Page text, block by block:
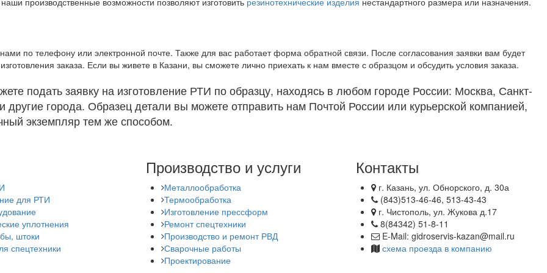
по телефону или электронной почте. Также для вас работает форма обратной связи. После согласования заявки вам будет
заказа. Если вы живете в Казани, вы сможете лично приехать к нам вместе с образцом и обсудить условия заказа.
подать заявку на изготовление РТИ по образцу, находясь в любом городе России: Москва, Санкт-
города. Образец детали вы можете отправить нам Почтой России или курьерской компанией,
экземпляр тем же способом.
для РТИ
уплотнения
штоки
спецтехники
Производство и услуги
Металлообработка
Термообработка
Изготовление прессформ
Ремонт спецтехники
Производство и ремонт РВД
Сварочные работы
Проектирование
Контакты
г. Казань, ул. Обнорского, д. 30а
(843)513-46-46, 513-43-43
г. Чистополь, ул. Жукова д.17
8(84342) 51-8-11
E-Mail: gidroservis-kazan@mail.ru
схема проезда в компанию